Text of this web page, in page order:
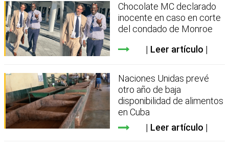
Chocolate MC declarado
inocente en caso en corte
del condado de Monroe
Leer artículo
Naciones Unidas prevé
otro año de baja
disponibilidad de alimentos
en Cuba
Leer artículo